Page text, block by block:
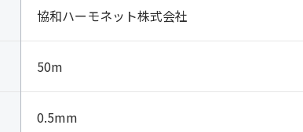
協和ハーモネット株式会社
50m
0.5mm